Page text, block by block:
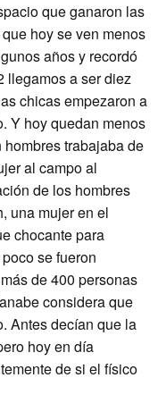
que ganaron las
hoy se ven menos
años y recordó
llegamos a ser diez
chicas empezaron a
Y hoy quedan menos
trabajaba de
al campo al
de los hombres
una mujer en el
chocante para
se fueron
de 400 personas
considera que
Antes decían que la
hoy en día
de si el físico